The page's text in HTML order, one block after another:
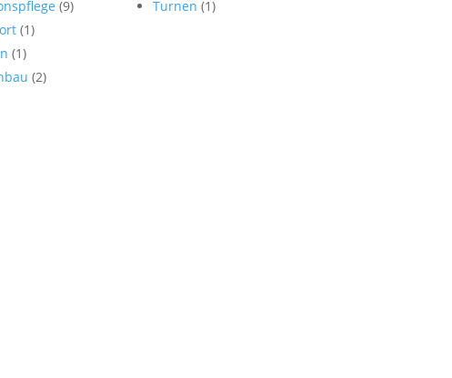
(9)
(1)
(1)
(2)
Turnen (1)